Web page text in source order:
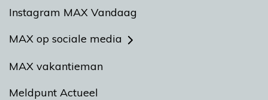
Instagram MAX Vandaag
MAX op sociale media
MAX vakantieman
Meldpunt Actueel